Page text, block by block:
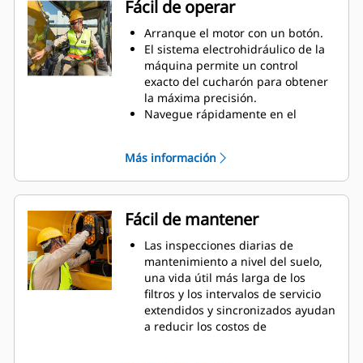
Mientras se muestra el menú y se
mueve la palanca, se mostrará la
vista de la cámara.
Utilice el código QR que aparece
en el monitor para obtener más
información sobre las
características de la máquina y de
Fácil de operar
Arranque el motor con un botón.
El sistema electrohidráulico de la
máquina permite un control
exacto del cucharón para obtener
la máxima precisión.
Navegue rápidamente en el
La interfaz del usuario, con
mejoras continuas, permite una
navegación intuitiva, lo que
disminuye la interrupción en el
rendimiento con el menú en la
pantalla táctil fácil de usar.
Utilice el código QR que aparece
en el monitor para obtener más
información sobre las
características de la máquina y de
la tecnología a través de un
Más información
Fácil de mantener
Las inspecciones diarias de
mantenimiento a nivel del suelo,
una vida útil más larga de los
filtros y los intervalos de servicio
extendidos y sincronizados ayudan
a reducir los costos de